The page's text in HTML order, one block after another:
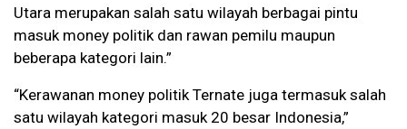
Utara merupakan salah satu wilayah berbagai pintu
masuk money politik dan rawan pemilu maupun
beberapa kategori lain.”
“Kerawanan money politik Ternate juga termasuk salah
satu wilayah kategori masuk 20 besar Indonesia,”